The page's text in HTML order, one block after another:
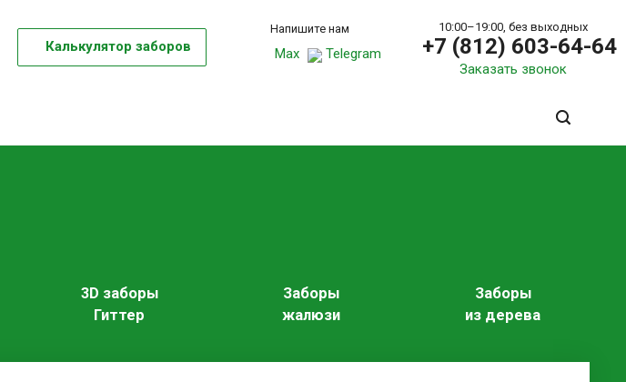
Калькулятор заборов
Напишите нам
Max Telegram
10:00–19:00, без выходных
+7 (812) 603-64-64
Заказать звонок
3D заборы
Гиттер
Заборы
жалюзи
Заборы
из дерева